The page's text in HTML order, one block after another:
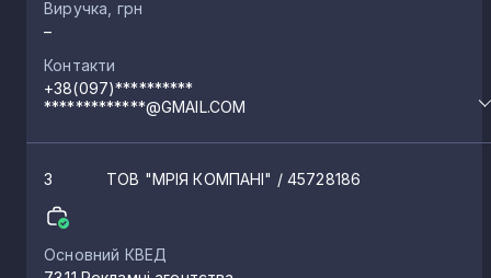
Монастириська
Виручка, грн
–
Контакти
+38(097)**********
*************@GMAIL.COM
3 ТОВ "МРІЯ КОМПАНІ" / 45728186
Основний КВЕД